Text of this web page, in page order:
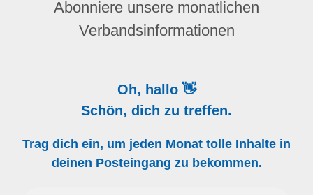
Abonniere unsere monatlichen
Verbandsinformationen
Oh, hallo 👋
Schön, dich zu treffen.
Trag dich ein, um jeden Monat tolle Inhalte in
deinen Posteingang zu bekommen.